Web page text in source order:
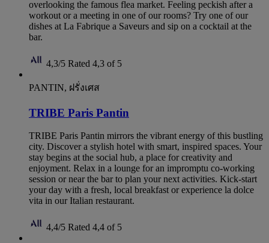
overlooking the famous flea market. Feeling peckish after a
workout or a meeting in one of our rooms? Try one of our
dishes at La Fabrique a Saveurs and sip on a cocktail at the
bar.
4,3/5 Rated 4,3 of 5
PANTIN, ฝรั่งเศส
TRIBE Paris Pantin
TRIBE Paris Pantin mirrors the vibrant energy of this bustling
city. Discover a stylish hotel with smart, inspired spaces. Your
stay begins at the social hub, a place for creativity and
enjoyment. Relax in a lounge for an impromptu co-working
session or near the bar to plan your next activities. Kick-start
your day with a fresh, local breakfast or experience la dolce
vita in our Italian restaurant.
4,4/5 Rated 4,4 of 5